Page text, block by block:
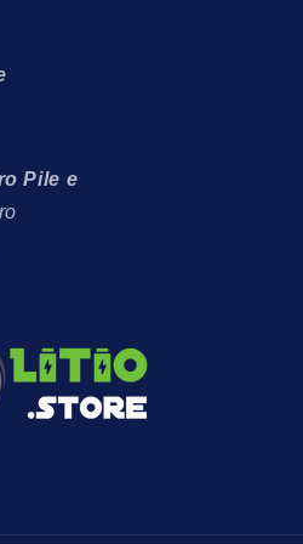
Pile e